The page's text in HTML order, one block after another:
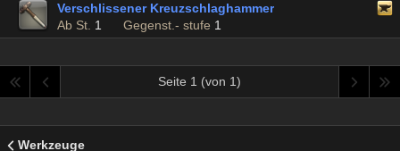
Verschlissener Kreuzschlaghammer
Ab St. 1 Gegenst.- stufe 1
Seite 1 (von 1)
Werkzeuge